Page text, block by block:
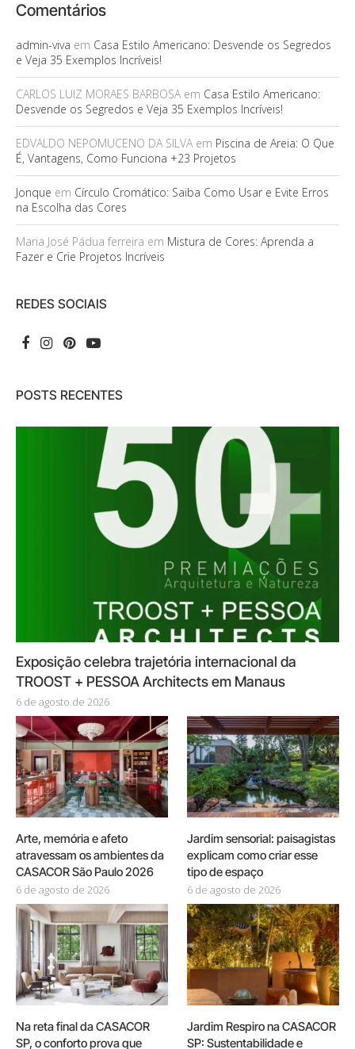
Comentários
admin-viva em Casa Estilo Americano: Desvende os Segredos
e Veja 35 Exemplos Incríveis!
CARLOS LUIZ MORAES BARBOSAem Casa Estilo Americano:
Desvende os Segredos e Veja 35 Exemplos Incríveis!
EDVALDO NEPOMUCENO DA SILVAem Piscina de Areia: O Que
É, Vantagens, Como Funciona +23 Projetos
Jonque em Círculo Cromático: Saiba Como Usar e Evite Erros
na Escolha das Cores
Maria José Pádua ferreira em Mistura de Cores: Aprenda a
Fazer e Crie Projetos Incríveis
REDES SOCIAIS
POSTS RECENTES
Exposição celebra trajetória internacional da
TROOST + PESSOA Architects em Manaus
6 de agosto de 2026
Arte, memória e afeto
atravessam os ambientes da
CASACOR São Paulo 2026
6 de agosto de 2026
Jardim sensorial: paisagistas
explicam como criar esse
tipo de espaço
6 de agosto de 2026
Na reta final da CASACOR
SP, o conforto prova que
Jardim Respiro na CASACOR
SP: Sustentabilidade e